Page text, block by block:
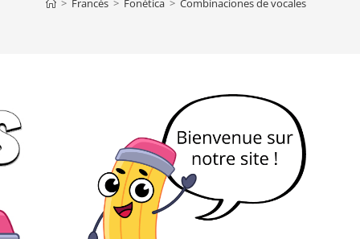
> Francés > Fonética > Combinaciones de vocales